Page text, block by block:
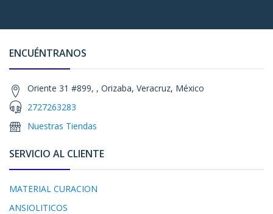
ENCUÉNTRANOS
Oriente 31 #899, , Orizaba, Veracruz, México
2727263283
Nuestras Tiendas
SERVICIO AL CLIENTE
MATERIAL CURACION
ANSIOLITICOS